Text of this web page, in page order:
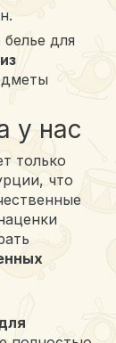
для
у нас
только
что